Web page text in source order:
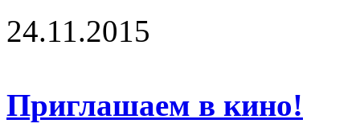
24.11.2015
Приглашаем в кино!